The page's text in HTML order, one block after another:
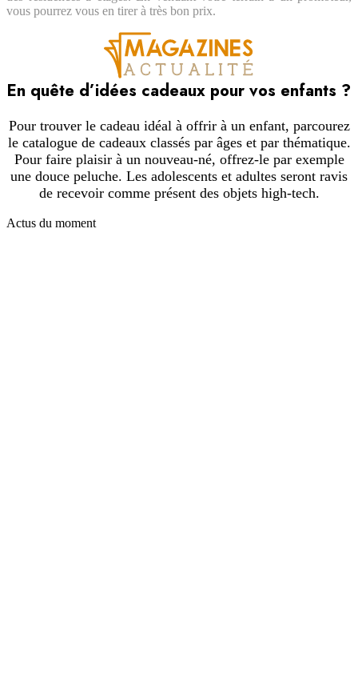
vous pourrez vous en tirer à très bon prix.
En quête d’idées cadeaux pour vos enfants ?
Pour trouver le cadeau idéal à offrir à un enfant, parcourez
le catalogue de cadeaux classés par âges et par thématique.
Pour faire plaisir à un nouveau-né, offrez-le par exemple
une douce peluche. Les adolescents et adultes seront ravis
de recevoir comme présent des objets high-tech.
Actus du moment